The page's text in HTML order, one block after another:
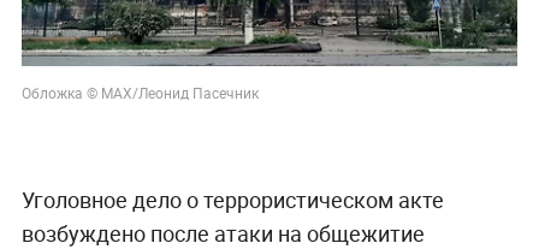
Обложка © МАХ/Леонид Пасечник
Уголовное дело о террористическом акте
возбуждено после атаки на общежитие